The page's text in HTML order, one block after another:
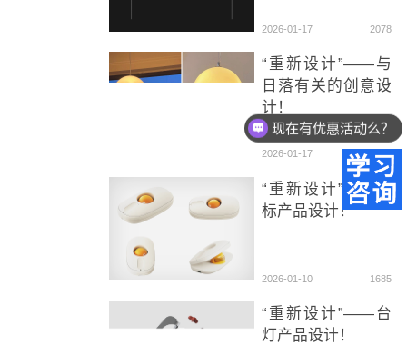
2026-01-17 2078
“重新设计”——与
日落有关的创意设
计！
2026-01-17 1597
“重新设计”——鼠
标产品设计！
2026-01-10 1685
“重新设计”——台
灯产品设计！
现在有优惠活动么？